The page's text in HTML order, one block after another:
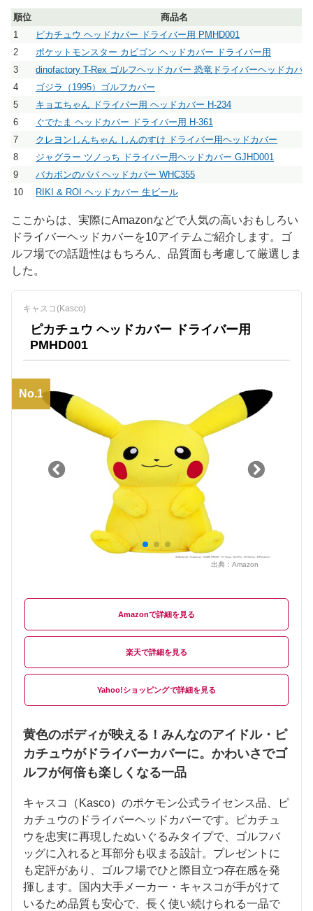
順位
商品名
1
ピカチュウ ヘッドカバー ドライバー用 PMHD001
2
ポケットモンスター カビゴン ヘッドカバー ドライバー用
3
dinofactory T-Rex ゴルフヘッドカバー 恐竜ドライバーヘッドカバー
4
ゴジラ（1995）ゴルフカバー
5
キョエちゃん ドライバー用 ヘッドカバー H-234
6
ぐでたま ヘッドカバー ドライバー用 H-361
7
クレヨンしんちゃん しんのすけ ドライバー用ヘッドカバー
8
ジャグラー ツノっち ドライバー用ヘッドカバー GJHD001
9
バカボンのパパ ヘッドカバー WHC355
10
RIKI & ROI ヘッドカバー 生ビール
ここからは、実際にAmazonなどで人気の高いおもしろい
ドライバーヘッドカバーを10アイテムご紹介します。ゴ
ルフ場での話題性はもちろん、品質面も考慮して厳選しま
した。
キャスコ(Kasco)
ピカチュウ ヘッドカバー ドライバー用
PMHD001
No.1
出典： Amazon
Amazon
楽天
Yahoo!ショッピング
黄色のボディが映える！みんなのアイドル・ピ
カチュウがドライバーカバーに。かわいさでゴ
ルフが何倍も楽しくなる一品
キャスコ（Kasco）のポケモン公式ライセンス品、ピ
カチュウのドライバーヘッドカバーです。ピカチュ
ウを忠実に再現したぬいぐるみタイプで、ゴルフバ
ッグに入れると耳部分も収まる設計。プレゼントに
も定評があり、ゴルフ場でひと際目立つ存在感を発
揮します。国内大手メーカー・キャスコが手がけて
いるため品質も安心で、長く使い続けられる一品で